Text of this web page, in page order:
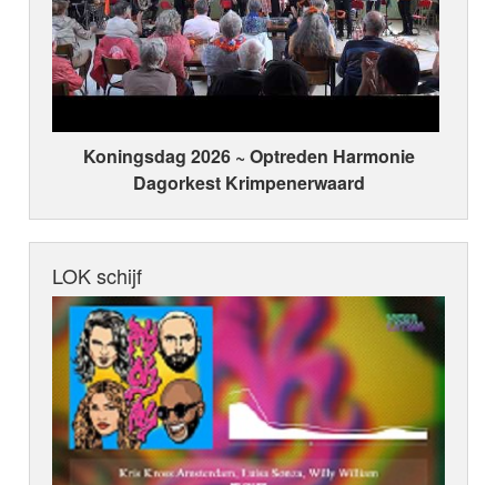
Koningsdag 2026 ~ Optreden Harmonie
Dagorkest Krimpenerwaard
LOK schijf